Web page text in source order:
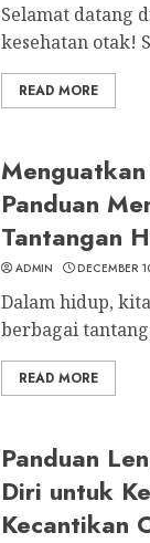
Selamat datang
kesehatan otak!
READ MORE
Panduan
Tantangan
ADMIN DECEMBER
Dalam hidup,
berbagai
READ MORE
Panduan
Diri untuk
Kecantikan